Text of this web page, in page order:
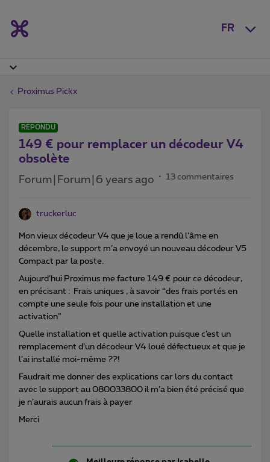
FR
Proximus Pickx
RÉPONDU
149 € pour remplacer un décodeur V4
obsolète
Forum|Forum|6 years ago 13 commentaires
truckerluc
Mon vieux décodeur V4 que je loue a rendû l’âme en
décembre, le support m’a envoyé un nouveau décodeur V5
Compact par la poste.
Aujourd’hui Proximus me facture 149 € pour ce décodeur,
en précisant : Frais uniques , à savoir “des frais portés en
compte une seule fois pour une installation et une
activation”
Quelle installation et quelle activation puisque c’est un
remplacement d’un décodeur V4 loué défectueux et que je
l’ai installé moi-même ??!
Faudrait me donner des explications car lors du contact
avec le support au 080033800 il m’a bien été précisé que
je n’aurais aucun frais à payer
Merci